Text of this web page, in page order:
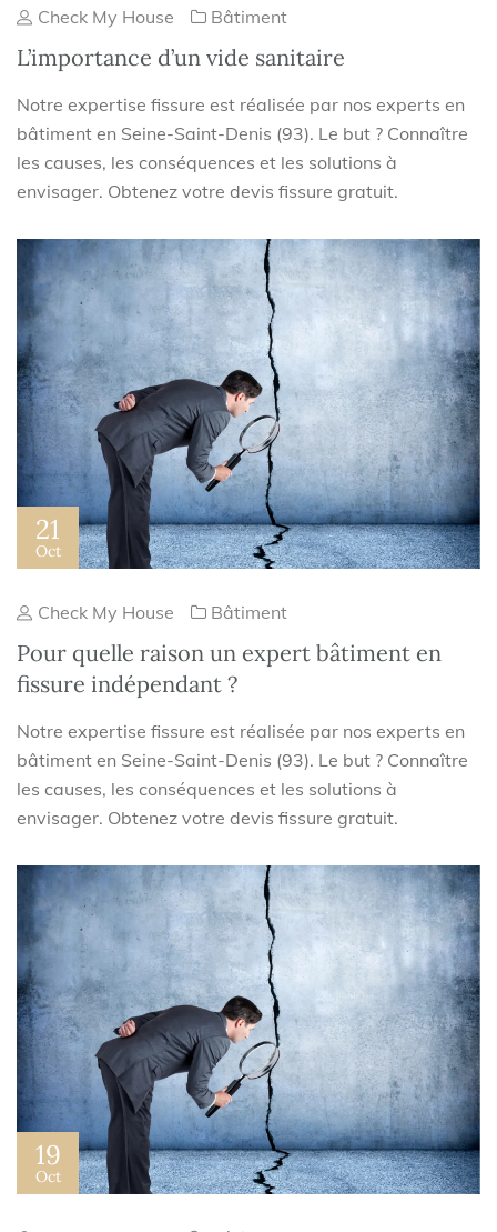
Check My House Bâtiment
L’importance d’un vide sanitaire
Notre expertise fissure est réalisée par nos experts en
bâtiment en Seine-Saint-Denis (93). Le but ? Connaître
les causes, les conséquences et les solutions à
envisager. Obtenez votre devis fissure gratuit.
21
Oct
Check My House Bâtiment
Pour quelle raison un expert bâtiment en
fissure indépendant ?
Notre expertise fissure est réalisée par nos experts en
bâtiment en Seine-Saint-Denis (93). Le but ? Connaître
les causes, les conséquences et les solutions à
envisager. Obtenez votre devis fissure gratuit.
19
Oct